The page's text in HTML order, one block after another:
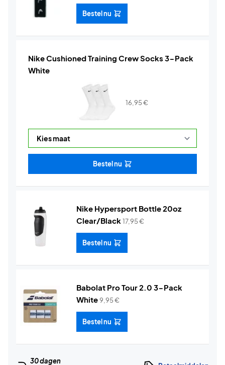
Bestel nu
Nike Cushioned Training Crew Socks 3-Pack
White
16,95€
Bestel nu
Nike Hypersport Bottle 20oz
Clear/Black17,95€
Bestel nu
Babolat Pro Tour 2.0 3-Pack
White9,95€
Bestel nu
30 dagen